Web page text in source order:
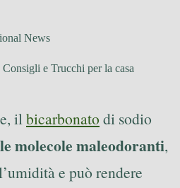
News
Consigli e Trucchi per la casa
ilbicarbonato di sodio
molecole maleodoranti,
e può rendere